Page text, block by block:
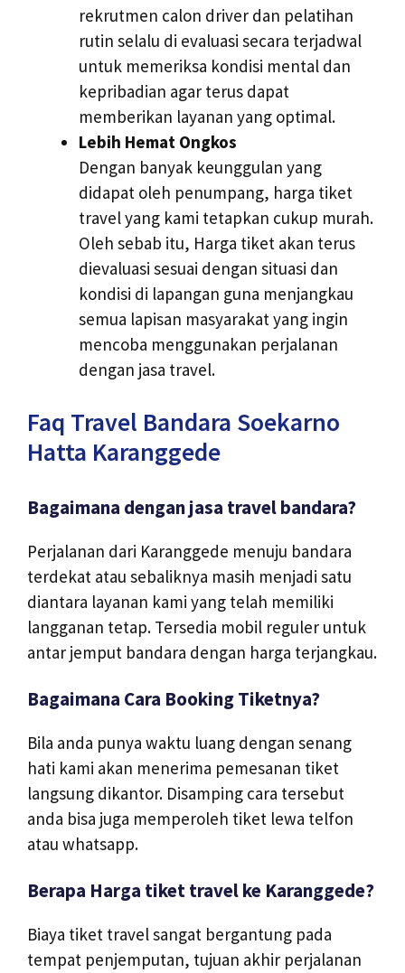
rekrutmen calon driver dan pelatihan
rutin selalu di evaluasi secara terjadwal
untuk memeriksa kondisi mental dan
kepribadian agar terus dapat
memberikan layanan yang optimal.
Lebih Hemat Ongkos
Dengan banyak keunggulan yang
didapat oleh penumpang, harga tiket
travel yang kami tetapkan cukup murah.
Oleh sebab itu, Harga tiket akan terus
dievaluasi sesuai dengan situasi dan
kondisi di lapangan guna menjangkau
semua lapisan masyarakat yang ingin
mencoba menggunakan perjalanan
dengan jasa travel.
Faq Travel Bandara Soekarno
Hatta Karanggede
Bagaimana dengan jasa travel bandara?
Perjalanan dari Karanggede menuju bandara
terdekat atau sebaliknya masih menjadi satu
diantara layanan kami yang telah memiliki
langganan tetap. Tersedia mobil reguler untuk
antar jemput bandara dengan harga terjangkau.
Bagaimana Cara Booking Tiketnya?
Bila anda punya waktu luang dengan senang
hati kami akan menerima pemesanan tiket
langsung dikantor. Disamping cara tersebut
anda bisa juga memperoleh tiket lewa telfon
atau whatsapp.
Berapa Harga tiket travel ke Karanggede?
Biaya tiket travel sangat bergantung pada
tempat penjemputan, tujuan akhir perjalanan